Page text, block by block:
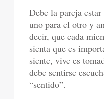
Debe la pareja
uno para el otro y
decir, que cada
sienta que es
siente, vive es
debe sentirse
“sentido”.